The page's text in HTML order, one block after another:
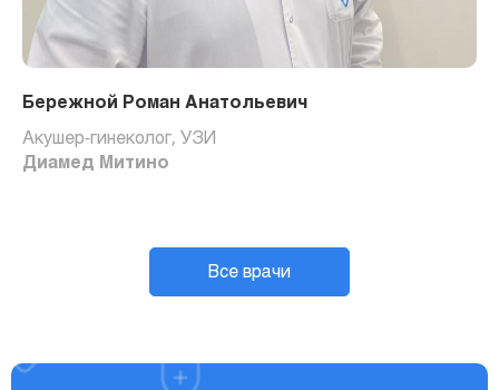
Бережной Роман Анатольевич
Акушер-гинеколог, УЗИ
Диамед Митино
Все врачи